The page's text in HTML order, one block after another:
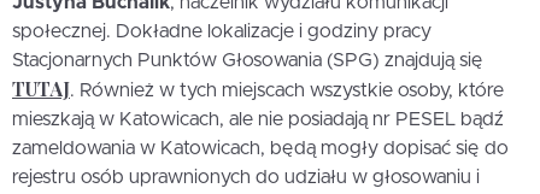
społecznej. Dokładne lokalizacje i godziny pracy
Stacjonarnych Punktów Głosowania (SPG) znajdują się
TUTAJ. Również w tych miejscach wszystkie osoby, które
mieszkają w Katowicach, ale nie posiadają nr PESEL bądź
zameldowania w Katowicach, będą mogły dopisać się do
rejestru osób uprawnionych do udziału w głosowaniu i